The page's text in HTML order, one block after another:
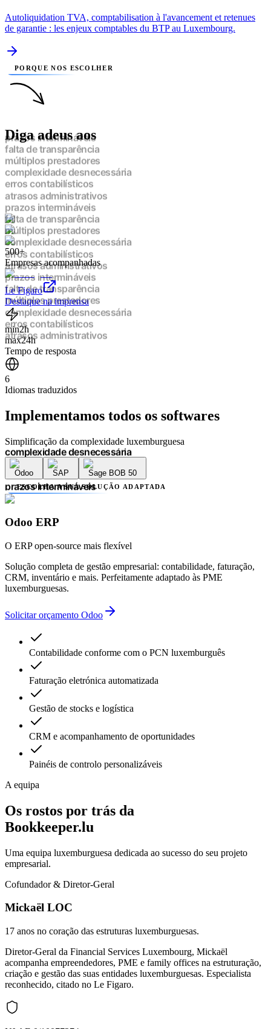
Autoliquidation TVA, comptabilisation à l'avancement et retenues
de garantie : les enjeux comptables du BTP au Luxembourg.
PORQUE NOS ESCOLHER
Diga adeus aos
prazos intermináveis
falta de transparência
múltiplos prestadores
complexidade desnecessária
erros contabilísticos
atrasos administrativos
prazos intermináveis
falta de transparência
múltiplos prestadores
complexidade desnecessária
erros contabilísticos
atrasos administrativos
prazos intermináveis
falta de transparência
múltiplos prestadores
complexidade desnecessária
erros contabilísticos
atrasos administrativos
prazos intermináveis
falta de transparência
múltiplos prestadores
complexidade desnecessária
erros contabilísticos
prazos intermináveis
múltiplos prestadores
complexidade desnecessária
erros contabilísticos
atrasos administrativos
prazos intermináveis
falta de transparência
complexidade desnecessária
atrasos administrativos
500+
Empresas acompanhadas
Le Figaro
Destaque na imprensa
min2h
max24h
Tempo de resposta
6
Idiomas traduzidos
Implementamos todos os softwares
Simplificação da complexidade luxemburguesa
Odoo SAP Sage BOB 50
ESCOLHA A SUA SOLUÇÃO ADAPTADA
Odoo ERP
O ERP open-source mais flexível
Solução completa de gestão empresarial: contabilidade, faturação,
CRM, inventário e mais. Perfeitamente adaptado às PME
luxemburguesas.
Solicitar orçamento Odoo
Contabilidade conforme com o PCN luxemburguês
Faturação eletrónica automatizada
Gestão de stocks e logística
CRM e acompanhamento de oportunidades
Painéis de controlo personalizáveis
A equipa
Os rostos por trás da
Bookkeeper.lu
Uma equipa luxemburguesa dedicada ao sucesso do seu projeto
empresarial.
Cofundador & Diretor-Geral
Mickaël LOC
17 anos no coração das estruturas luxemburguesas.
Diretor-Geral da Financial Services Luxembourg, Mickaël
acompanha empreendedores, PME e family offices na estruturação,
criação e gestão das suas entidades luxemburguesas. Especialista
reconhecido, citado no Le Figaro.